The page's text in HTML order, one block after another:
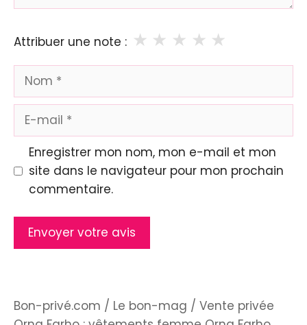
Attribuer une note : ★
★
★
★
★
Nom
Enregistrer mon nom, mon e-mail et mon
site dans le navigateur pour mon prochain
commentaire.
Bon-privé.com / Le bon-mag / Vente privée